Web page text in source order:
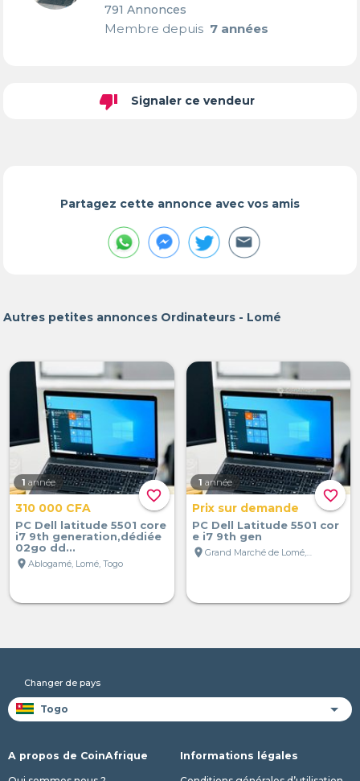
791 Annonces
Membre depuis7 années
thumb_down Signaler ce vendeur
Partagez cette annonce avec vos amis
Autres petites annonces Ordinateurs - Lomé
favorite_border
1 année
310 000 CFA
PC Dell latitude 5501 core
i7 9th generation,dédiée
02go dd...
location_on Ablogamé, Lomé, Togo
favorite_border
1 année
Prix sur demande
PC Dell Latitude 5501 cor
e i7 9th gen
location_on
Changer de pays
A propos de CoinAfrique Informations légales